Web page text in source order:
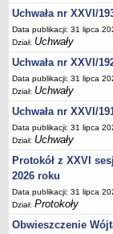
Ogłoszenia o
Lista
wolne stanowiska
Wyniki naboru na
Petycje
Sygnaliści
Galeria
Raporty o stanie
Wnioski
WŁADZE I
Struktura
Rada gminy
Uchwała nr XXVI/
Data publikacji: 31 lipca
Dział: Uchwały
Uchwała nr XXVI/
Data publikacji: 31 lipca
Dział: Uchwały
Uchwała nr XXVI/
Data publikacji: 31 lipca
Dział: Uchwały
Protokół z XXVI
2026 roku
Data publikacji: 31 lipca
Dział:Protokoły
Obwieszczenie